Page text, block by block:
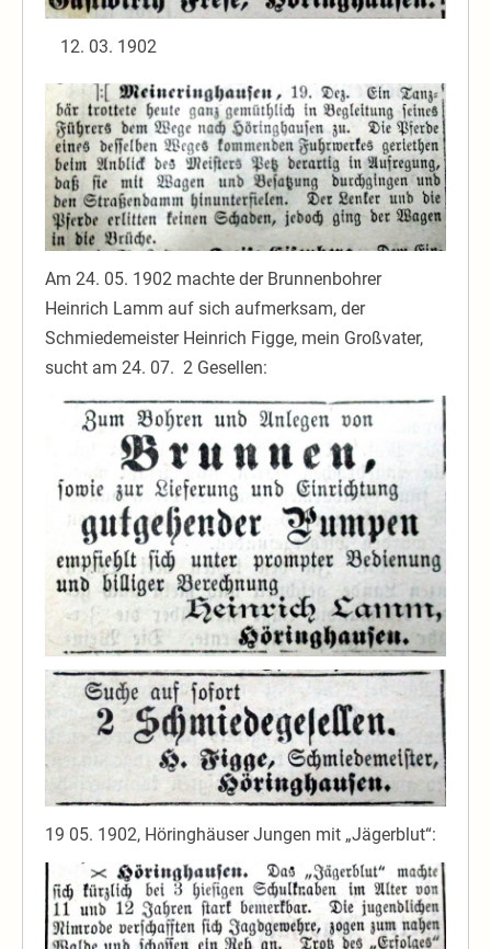
03. 1902
Am 24. 05. 1902 machte der Brunnenbohrer
Heinrich Lamm auf sich aufmerksam, der
Schmiedemeister Heinrich Figge, mein Großvater,
sucht am 24. 07. 2 Gesellen:
19 05. 1902, Höringhäuser Jungen mit „Jägerblut“: